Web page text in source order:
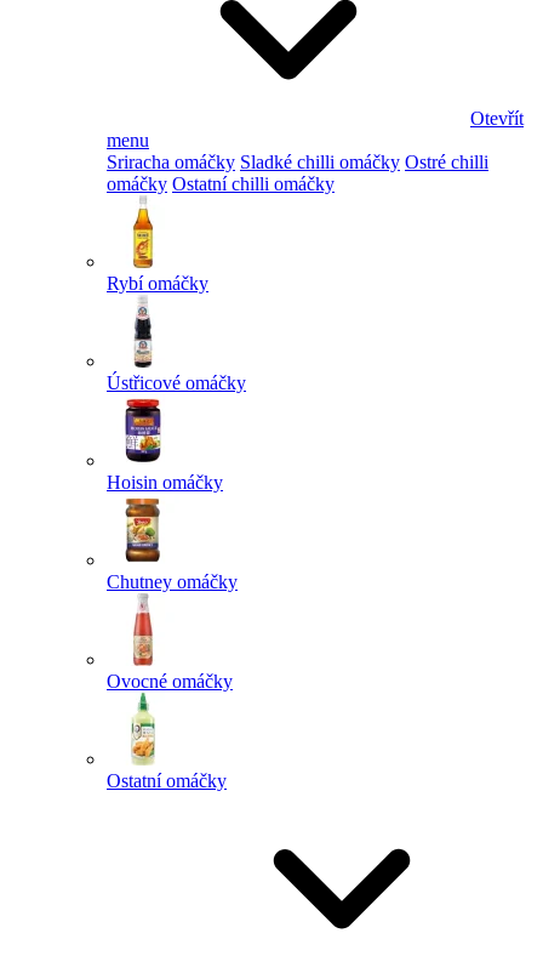
Otevřít
menu
Sriracha omáčky Sladké chilli omáčky Ostré chilli
omáčky Ostatní chilli omáčky
Rybí omáčky
Ústřicové omáčky
Hoisin omáčky
Chutney omáčky
Ovocné omáčky
Ostatní omáčky